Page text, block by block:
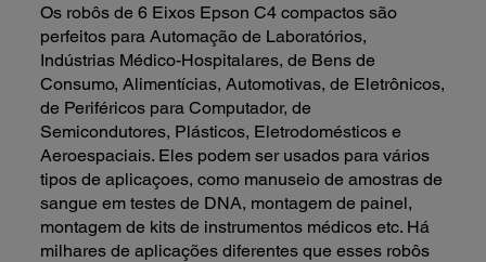
Os robôs de 6 Eixos Epson C4 compactos são
perfeitos para Automação de Laboratórios,
Indústrias Médico-Hospitalares, de Bens de
Consumo, Alimentícias, Automotivas, de Eletrônicos,
de Periféricos para Computador, de
Semicondutores, Plásticos, Eletrodomésticos e
Aeroespaciais. Eles podem ser usados para vários
tipos de aplicaçoes, como manuseio de amostras de
sangue em testes de DNA, montagem de painel,
montagem de kits de instrumentos médicos etc. Há
milhares de aplicações diferentes que esses robôs